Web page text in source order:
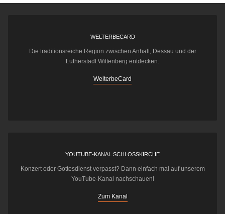
WELTERBECARD
Die traditionsreiche Region zwischen Anhalt, Dessau und der
Lutherstadt Wittenberg entdecken.
WelterbeCard
YOUTUBE-KANAL SCHLOSSKIRCHE
Konzert oder Gottesdienst verpasst? Dann einfach mal auf unserem
YouTube-Kanal nachschauen!
Zum Kanal